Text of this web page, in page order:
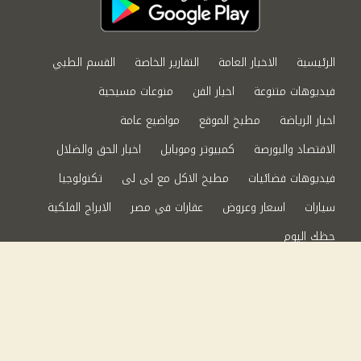
الرئيسية الاخبار العامة التقارير الخاصة
القسم الطبي
فيديوهات متنوعة
اخبار الفن
منوعات مسيحية
اخبار الرياضة
مطبخ الموقع
مواضيع عامة
الاقتصاد والبورصة
كمبيوتر وموبايل
اخبار الحق والضلال
فيديوهات فضائيات
مطبخ الاكل مع لى لى
تكنولوجيا
سيارات
اسعار وعروض عقارات في مصر
الابراج الفلكية
حظك اليوم